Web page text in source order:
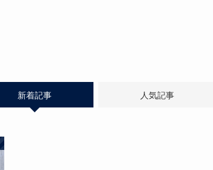
新着記事 人気記事